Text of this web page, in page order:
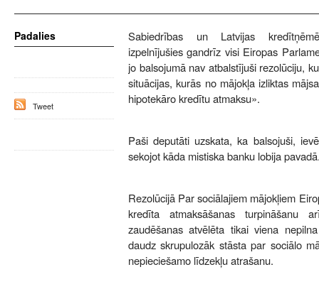
Sabiedrības un Latvijas
izpelnījušies gandrīz visi Eiropas
jo balsojumā nav atbalstījuši rezolūciju,
situācijas, kurās no mājokļa izliktas
hipotekāro kredītu atmaksu».
Paši deputāti uzskata, ka balsojuši,
sekojot kāda mistiska banku lobija
Rezolūcijā Par sociālajiem mājokļiem
kredīta atmaksāšanas turpināšanu
zaudēšanas atvēlēta tikai viena
daudz skrupulozāk stāsta par sociālo
nepieciešamo līdzekļu atrašanu.
Padalies
Tweet